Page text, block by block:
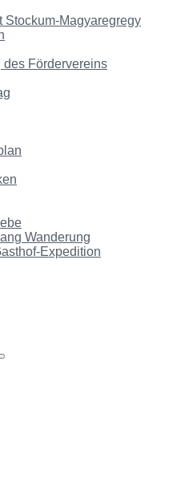
Stockum-Magyaregregy
des Fördervereins
Wanderung
Expedition